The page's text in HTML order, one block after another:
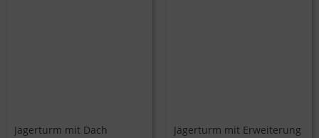
Jägerturm mit Dach Jägerturm mit Erweiterung